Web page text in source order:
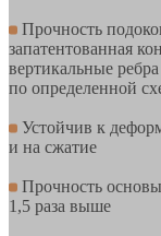
Прочность
запатентованная
вертикальные
по определенной
Устойчив к
и на сжатие
Прочность
1,5 раза выше